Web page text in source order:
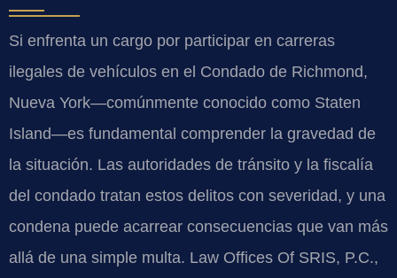
Si enfrenta un cargo por participar en carreras
ilegales de vehículos en el Condado de Richmond,
Nueva York—comúnmente conocido como Staten
Island—es fundamental comprender la gravedad de
la situación. Las autoridades de tránsito y la fiscalía
del condado tratan estos delitos con severidad, y una
condena puede acarrear consecuencias que van más
allá de una simple multa. Law Offices Of SRIS, P.C.,